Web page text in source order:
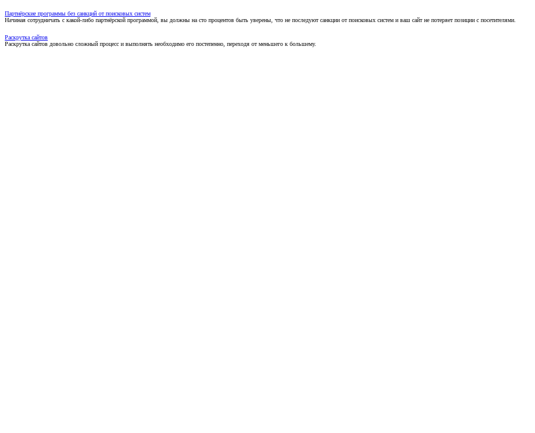
Партнёрские программы без санкций от поисковых систем
Начиная сотрудничать с какой-либо партнёрской программой, вы должны на сто процентов быть уверены, что не последуют санкции от поисковых систем и ваш сайт не потеряет позиции с посетителями.
Раскрутка сайтов
Раскрутка сайтов довольно сложный процесс и выполнять необходимо его постепенно, переходя от меньшего к большему.